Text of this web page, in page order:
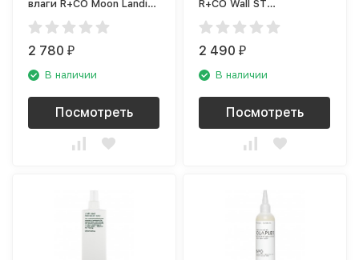
влаги R+CO Moon Landing
R1ASMOO01A1
2 780₽
В наличии
Посмотреть
R+CO Wall ST
R1CGSHG05A1
2 490₽
В наличии
Посмотреть